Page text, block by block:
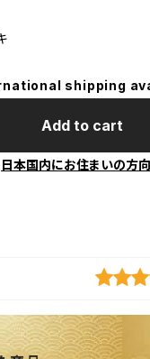
shipping
Add to cart
日本国内にお住まいの方